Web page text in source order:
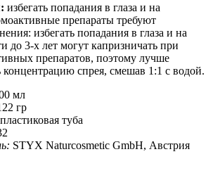
избегать попадания в глаза и на
препараты требуют
избегать попадания в глаза и на
до 3-х лет могут капризничать при
препаратов, поэтому лучше
концентрацию спрея, смешав 1:1 с водой.
мл
гр
туба
STYX Naturcosmetic GmbH, Австрия